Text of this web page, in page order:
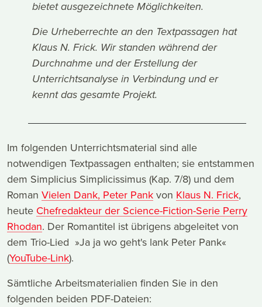
bietet ausgezeichnete Möglichkeiten.
Die Urheberrechte an den Textpassagen hat
Klaus N. Frick. Wir standen während der
Durchnahme und der Erstellung der
Unterrichtsanalyse in Verbindung und er
kennt das gesamte Projekt.
Im folgenden Unterrichtsmaterial sind alle
notwendigen Textpassagen enthalten; sie entstammen
dem Simplicius Simplicissimus (Kap. 7/8) und dem
Roman Vielen Dank, Peter Pank von Klaus N. Frick,
heute Chefredakteur der Science-Fiction-Serie Perry
Rhodan. Der Romantitel ist übrigens abgeleitet von
dem Trio-Lied »Ja ja wo geht's lank Peter Pank«
(YouTube-Link).
Sämtliche Arbeitsmaterialien finden Sie in den
folgenden beiden PDF-Dateien: